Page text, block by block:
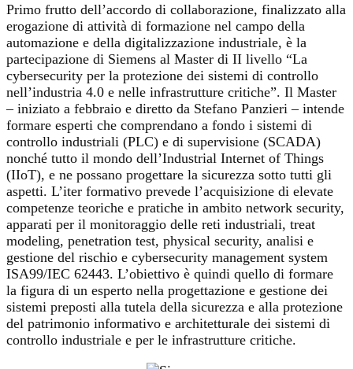
Primo frutto dell’accordo di collaborazione, finalizzato alla
erogazione di attività di formazione nel campo della
automazione e della digitalizzazione industriale, è la
partecipazione di Siemens al Master di II livello “La
cybersecurity per la protezione dei sistemi di controllo
nell’industria 4.0 e nelle infrastrutture critiche”. Il Master
– iniziato a febbraio e diretto da Stefano Panzieri – intende
formare esperti che comprendano a fondo i sistemi di
controllo industriali (PLC) e di supervisione (SCADA)
nonché tutto il mondo dell’Industrial Internet of Things
(IIoT), e ne possano progettare la sicurezza sotto tutti gli
aspetti. L’iter formativo prevede l’acquisizione di elevate
competenze teoriche e pratiche in ambito network security,
apparati per il monitoraggio delle reti industriali, treat
modeling, penetration test, physical security, analisi e
gestione del rischio e cybersecurity management system
ISA99/IEC 62443. L’obiettivo è quindi quello di formare
la figura di un esperto nella progettazione e gestione dei
sistemi preposti alla tutela della sicurezza e alla protezione
del patrimonio informativo e architetturale dei sistemi di
controllo industriale e per le infrastrutture critiche.